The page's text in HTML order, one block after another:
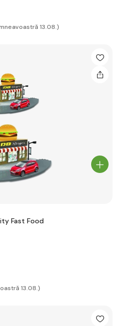
13.08.)
Fast Food
13.08.)